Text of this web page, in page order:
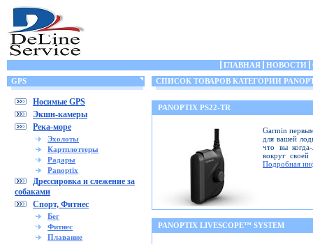
ГЛАВНАЯ НОВОСТИ
GPS
Носимые GPS
Экшн-камеры
Река-море
Эхолоты
Картплоттеры
Радары
Panoptix
Дрессировка и слежение за
собаками
Спорт, Фитнес
Бег
Фитнес
Плавание
СПИСОК ТОВАРОВ КАТЕГОРИИ
PANOPTIX PS22-TR
Garmin
для вашей
что вы
вокруг
Подробная
PANOPTIX LIVESCOPE™ SYSTEM